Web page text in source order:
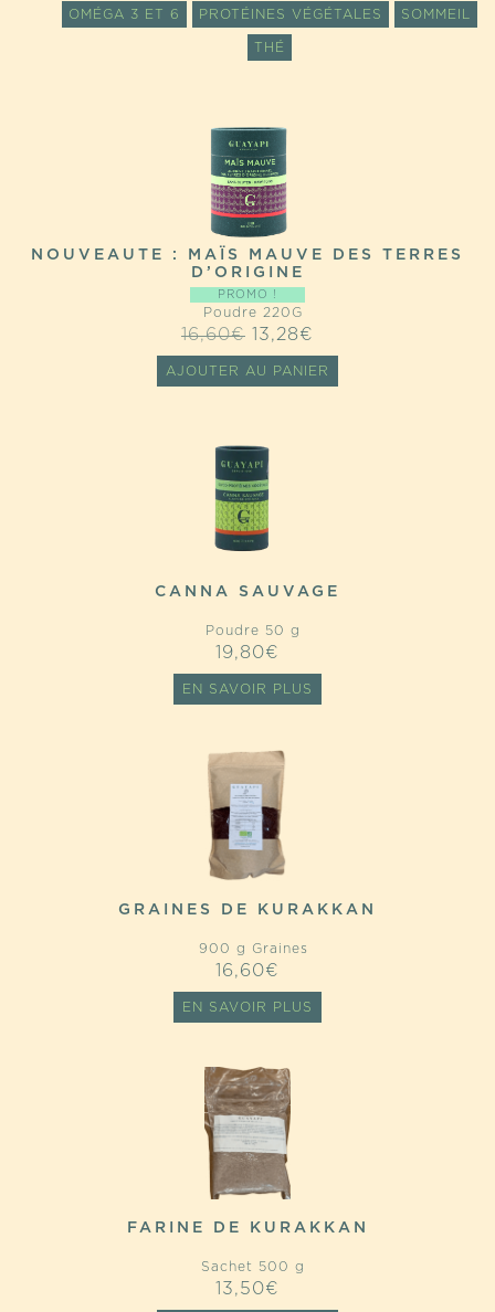
OMÉGA 3 ET 6 PROTÉINES VÉGÉTALES SOMMEIL
THÉ
NOUVEAUTE : MAÏS MAUVE DES TERRES
D’ORIGINE
PROMO !
Poudre 220G
16,60€ LE
PRIX
13,28€
PRIX
AJOUTER AU PANIER
CANNA SAUVAGE
Poudre 50 g
19,80€
EN SAVOIR PLUS
GRAINES DE KURAKKAN
900 g Graines
16,60€
EN SAVOIR PLUS
FARINE DE KURAKKAN
Sachet 500 g
13,50€